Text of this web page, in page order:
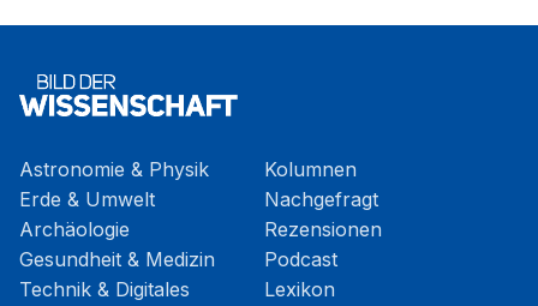
Astronomie & Physik
Erde & Umwelt
Archäologie
Gesundheit & Medizin
Technik & Digitales
Kolumnen
Nachgefragt
Rezensionen
Podcast
Lexikon